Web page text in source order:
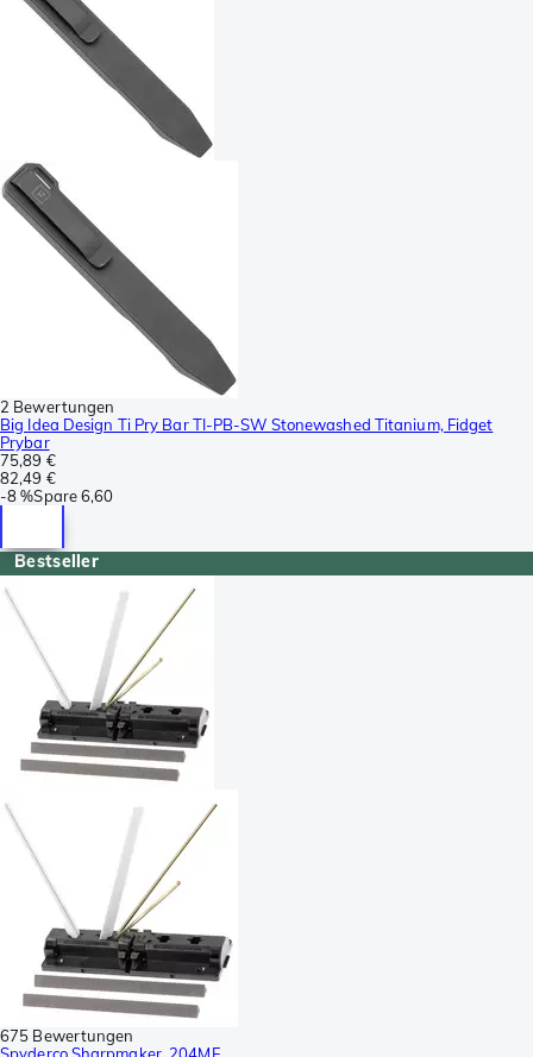
2 Bewertungen
Big Idea Design Ti Pry Bar TI-PB-SW Stonewashed Titanium, Fidget
Prybar
75,89 €
82,49 €
-8 %Spare6,60
Bestseller
675 Bewertungen